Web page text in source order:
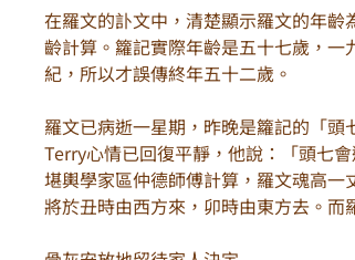
在羅文的訃文中，清楚顯示羅文的年
齡計算。籮記實際年齡是五十七歲，
紀，所以才誤傳終年五十二歲。
羅文已病逝一星期，昨晚是籮記的「
Terry心情已回復平靜，他說：「頭七
堪輿學家區仲德師傅計算，羅文魂高
將於丑時由西方來，卯時由東方去。而